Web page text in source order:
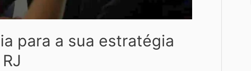
para a sua estratégia